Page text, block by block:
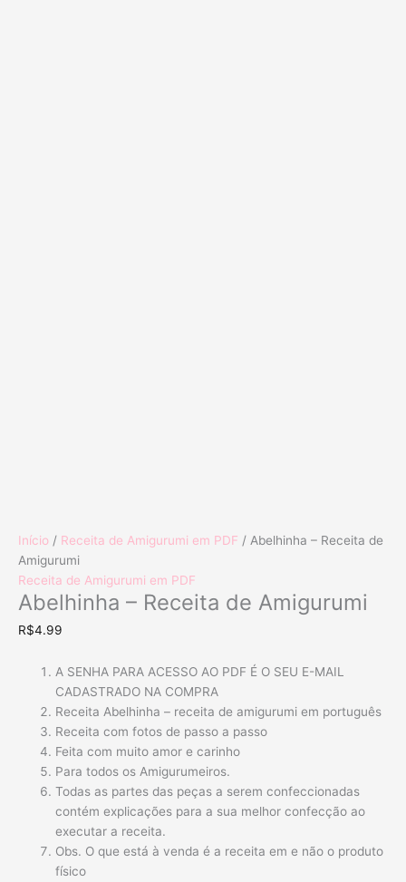
Início / Receita de Amigurumi em PDF / Abelhinha – Receita de
Amigurumi
Receita de Amigurumi em PDF
Abelhinha – Receita de Amigurumi
R$4.99
A SENHA PARA ACESSO AO PDF É O SEU E-MAIL
CADASTRADO NA COMPRA
Receita Abelhinha – receita de amigurumi em português
Receita com fotos de passo a passo
Feita com muito amor e carinho
Para todos os Amigurumeiros.
Todas as partes das peças a serem confeccionadas
contém explicações para a sua melhor confecção ao
executar a receita.
Obs. O que está à venda é a receita em e não o produto
físico